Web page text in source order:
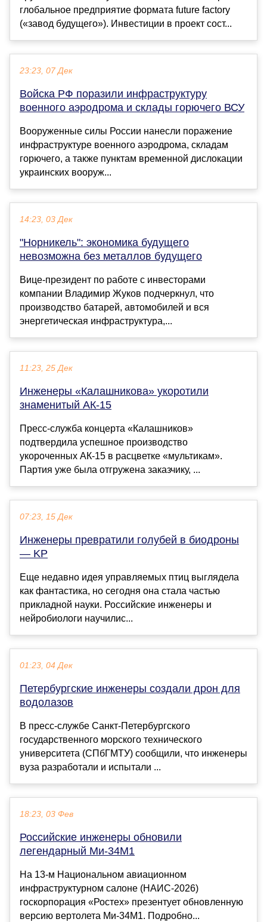
глобальное предприятие формата future factory
(«завод будущего»). Инвестиции в проект сост...
23:23, 07 Дек
Войска РФ поразили инфраструктуру
военного аэродрома и склады горючего ВСУ
Вооруженные силы России нанесли поражение
инфраструктуре военного аэродрома, складам
горючего, а также пунктам временной дислокации
украинских вооруж...
14:23, 03 Дек
"Норникель": экономика будущего
невозможна без металлов будущего
Вице-президент по работе с инвесторами
компании Владимир Жуков подчеркнул, что
производство батарей, автомобилей и вся
энергетическая инфраструктура,...
11:23, 25 Дек
Инженеры «Калашникова» укоротили
знаменитый АК-15
Пресс-служба концерта «Калашников»
подтвердила успешное производство
укороченных АК-15 в расцветке «мультикам».
Партия уже была отгружена заказчику, ...
07:23, 15 Дек
Инженеры превратили голубей в биодроны
— KP
Еще недавно идея управляемых птиц выглядела
как фантастика, но сегодня она стала частью
прикладной науки. Российские инженеры и
нейробиологи научилис...
01:23, 04 Дек
Петербургские инженеры создали дрон для
водолазов
В пресс-службе Санкт-Петербургского
государственного морского технического
университета (СПбГМТУ) сообщили, что инженеры
вуза разработали и испытали ...
18:23, 03 Фев
Российские инженеры обновили
легендарный Ми-34М1
На 13-м Национальном авиационном
инфраструктурном салоне (НАИС-2026)
госкорпорация «Ростех» презентует обновленную
версию вертолета Ми-34М1. Подробно...